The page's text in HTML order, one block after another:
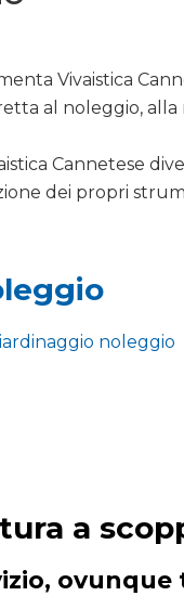
Vivaistica
al noleggio,
Cannetese
dei propri
a
ovunque